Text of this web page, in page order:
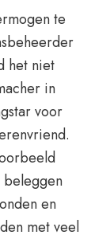
te
het niet
in
voor
en
met veel